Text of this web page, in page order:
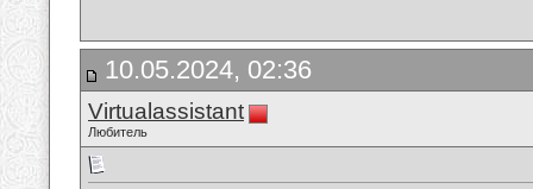
10.05.2024, 02:36
Virtualassistant
Любитель